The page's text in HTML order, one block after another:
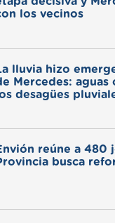
los vecinos
lluvia hizo
Mercedes:
desagües
reúne a 480
busca